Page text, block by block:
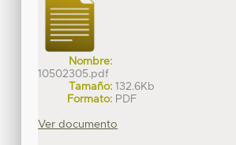
Nombre:
10502305.pdf
Tamaño: 132.6Kb
Formato: PDF
Ver documento